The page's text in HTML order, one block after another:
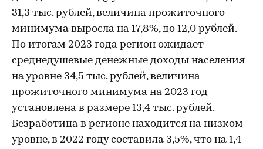
31,3 тыс. рублей, величина прожиточного
минимума выросла на 17,8%, до 12,0 рублей.
По итогам 2023 года регион ожидает
среднедушевые денежные доходы населения
на уровне 34,5 тыс. рублей, величина
прожиточного минимума на 2023 год
установлена в размере 13,4 тыс. рублей.
Безработица в регионе находится на низком
уровне, в 2022 году составила 3,5%, что на 1,4